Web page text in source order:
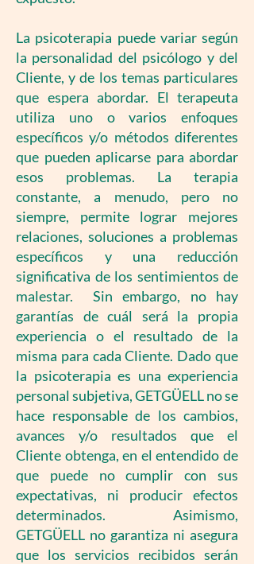
La psicoterapia puede variar según
la personalidad del psicólogo y del
Cliente, y de los temas particulares
que espera abordar. El terapeuta
utiliza uno o varios enfoques
específicos y/o métodos diferentes
que pueden aplicarse para abordar
esos problemas. La terapia
constante, a menudo, pero no
siempre, permite lograr mejores
relaciones, soluciones a problemas
específicos y una reducción
significativa de los sentimientos de
malestar. Sin embargo, no hay
garantías de cuál será la propia
experiencia o el resultado de la
misma para cada Cliente. Dado que
la psicoterapia es una experiencia
personal subjetiva, GETGÜELL no se
hace responsable de los cambios,
avances y/o resultados que el
Cliente obtenga, en el entendido de
que puede no cumplir con sus
expectativas, ni producir efectos
determinados. Asimismo,
GETGÜELL no garantiza ni asegura
que los servicios recibidos serán